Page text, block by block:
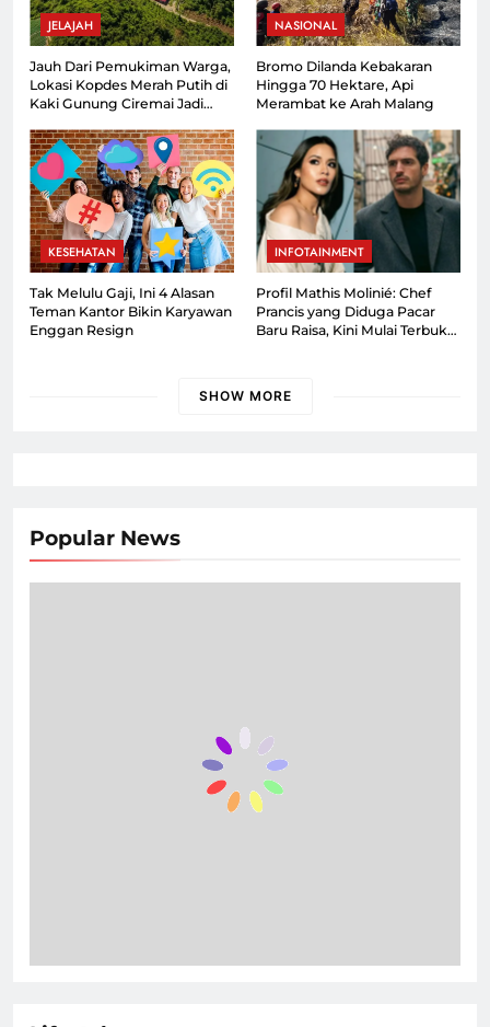
JELAJAH
Jauh Dari Pemukiman Warga,
Lokasi Kopdes Merah Putih di
Kaki Gunung Ciremai Jadi
NASIONAL
Bromo Dilanda Kebakaran
Hingga 70 Hektare, Api
Merambat ke Arah Malang
KESEHATAN
Tak Melulu Gaji, Ini 4 Alasan
Teman Kantor Bikin Karyawan
Enggan Resign
INFOTAINMENT
Profil Mathis Molinié: Chef
Prancis yang Diduga Pacar
Baru Raisa, Kini Mulai Terbuka
SHOW MORE
Popular News